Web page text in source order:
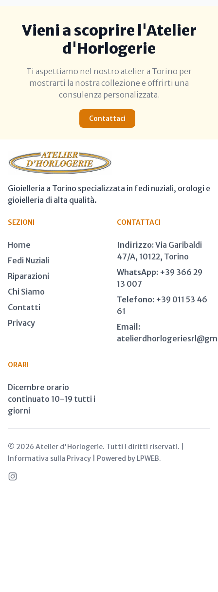
Vieni a scoprire l'Atelier
d'Horlogerie
Ti aspettiamo nel nostro atelier a Torino per
mostrarti la nostra collezione e offrirti una
consulenza personalizzata.
Contattaci
Gioielleria a Torino specializzata in fedi nuziali, orologi e
gioielleria di alta qualità.
SEZIONI
Home
Fedi Nuziali
Riparazioni
Chi Siamo
Contatti
Privacy
CONTATTACI
Indirizzo:Via Garibaldi
47/A, 10122, Torino
WhatsApp: +39 366 29
13 007
Telefono: +39 011 53 46
61
Email:
ORARI
Dicembre orario
continuato 10-19 tutti i
giorni
© 2026 Atelier d'Horlogerie. Tutti i diritti riservati. |
Informativa sulla Privacy | Powered by LPWEB.